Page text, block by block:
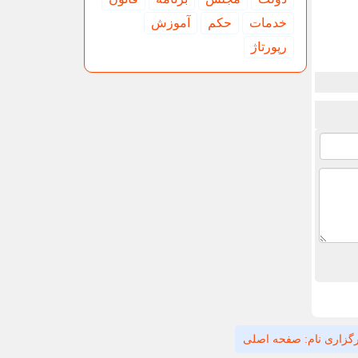
خدمات
حكم
آموزش
رپورتاژ
نام: صفحه اصلی